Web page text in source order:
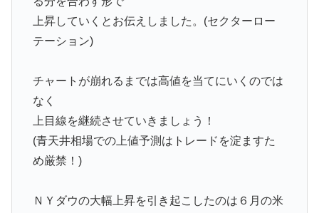
上昇していくとお伝えしました。(セクターロー
テーション)
チャートが崩れるまでは高値を当てにいくのでは
なく
上目線を継続させていきましょう！
(青天井相場での上値予測はトレードを淀ますた
め厳禁！)
ＮＹダウの大幅上昇を引き起こしたのは６月の米